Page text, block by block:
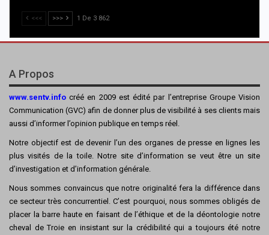
<<< >>> 1 De 3 862
A Propos
www.sentv.info créé en 2009 est édité par l’entreprise Groupe Vision
Communication (GVC) afin de donner plus de visibilité à ses clients mais
aussi d’informer l’opinion publique en temps réel.
Notre objectif est de devenir l’un des organes de presse en lignes les
plus visités de la toile. Notre site d’information se veut être un site
d’investigation et d’information générale.
Nous sommes convaincus que notre originalité fera la différence dans
ce secteur très concurrentiel. C’est pourquoi, nous sommes obligés de
placer la barre haute en faisant de l’éthique et de la déontologie notre
cheval de Troie en insistant sur la crédibilité qui a toujours été notre